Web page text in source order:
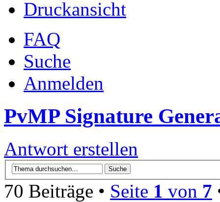
Druckansicht
FAQ
Suche
Anmelden
PvMP Signature
Antwort erstellen
70 Beiträge • Seite 1 von 7